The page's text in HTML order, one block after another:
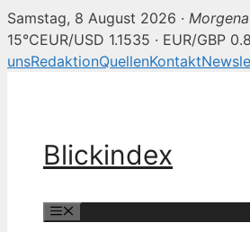
Samstag, 8 August 2026 ·
15°CEUR/USD 1.1535 · EUR/GBP
unsRedaktionQuellenKontakt
Blickindex